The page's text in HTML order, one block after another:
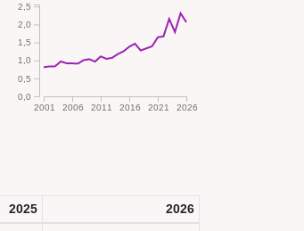
2001 2006 2011 2016 2021 2026
0,0
0,5
1,0
1,5
2,0
2,5
2025 2026